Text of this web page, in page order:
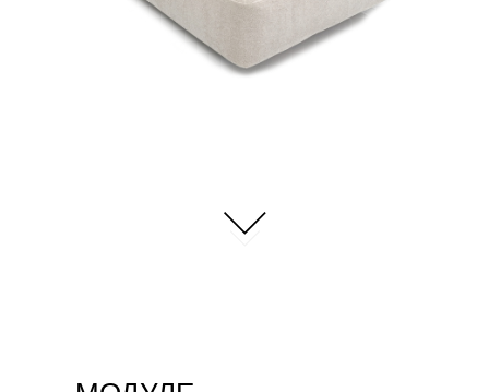
Мягкое изголовье